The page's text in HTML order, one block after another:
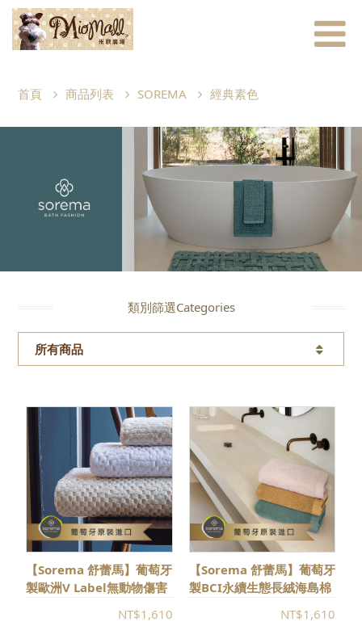
首頁 商品列表 SOREMA 經典素色
類別篩選Categories
所有商品
MIMIO
SOREMA
BOVI
Ach Brito
香氛
熱門推薦
【Sorema 舒蕾馬】葡萄牙
製歐洲V Label無動物傷害
NT$1,610
【Sorema 舒蕾馬】葡萄牙
製BCI永續生態長絨海島棉
NT$1,610